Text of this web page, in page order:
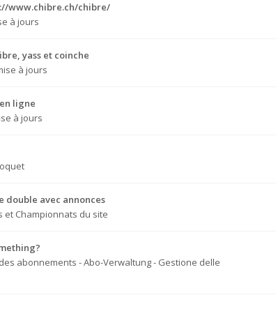
www.chibre.ch/chibre/
à jours
yass et coinche
à jours
ligne
à jours
double avec annonces
et Championnats du site
abonnements - Abo-Verwaltung - Gestione delle